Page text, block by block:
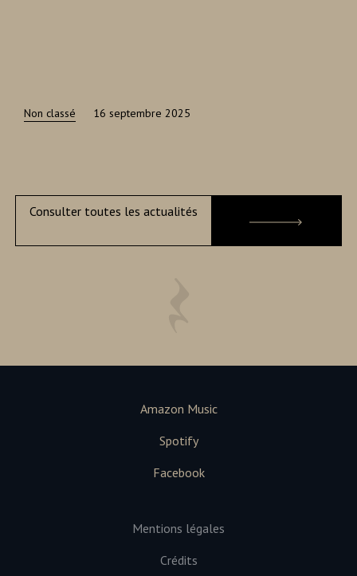
Non classé 16 septembre 2025
Consulter toutes les actualités
Amazon Music
Spotify
Facebook
Mentions légales
Crédits